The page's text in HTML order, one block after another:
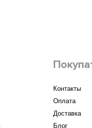
Контакты
Оплата
Доставка
Блог